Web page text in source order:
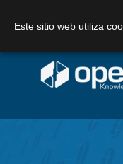
Este sitio web utiliza